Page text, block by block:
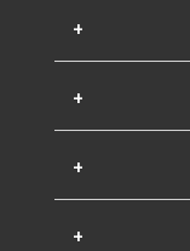
+
+
+
+